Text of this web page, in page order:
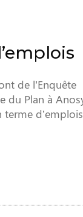
de l’Enquête
du Plan à
terme